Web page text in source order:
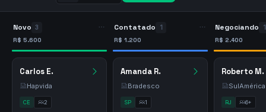
Novo 4 
R$ 8.000
Fernanda O. 
Unimed
MG 3 a 5
Contatado 1 
R$ 1.200
Amanda R. 
Bradesco
SP 1
Negociando 1
R$ 2.400
Roberto M.
SulAmérica
RJ 6+